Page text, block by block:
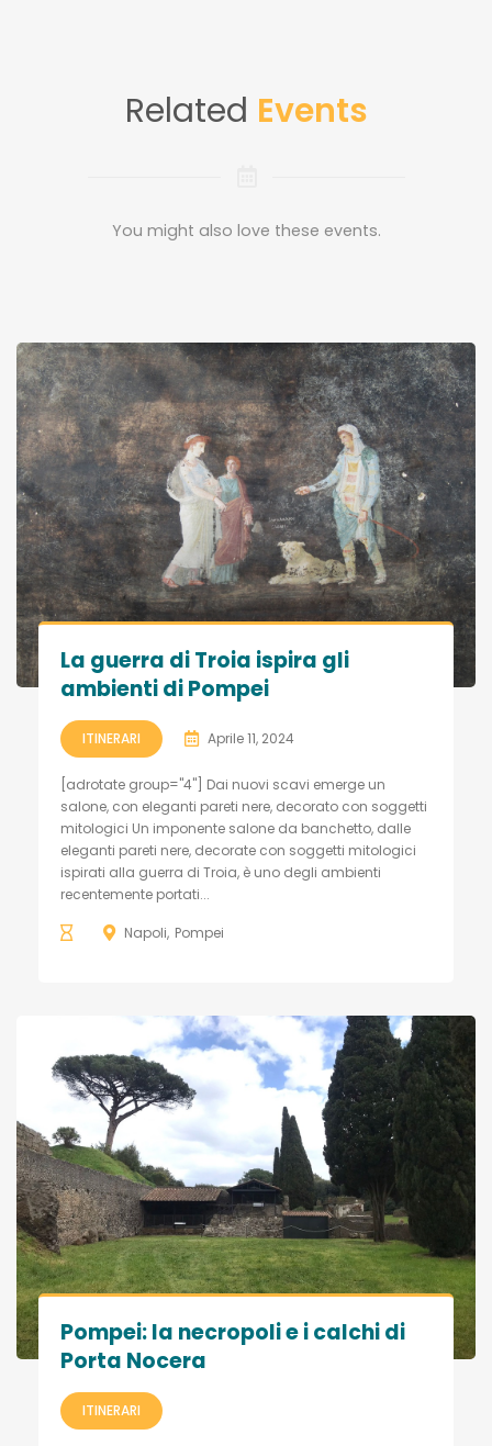
Related Events
You might also love these events.
La guerra di Troia ispira gli
ambienti di Pompei
ITINERARI Aprile 11, 2024
[adrotate group="4"] Dai nuovi scavi emerge un
salone, con eleganti pareti nere, decorato con soggetti
mitologici Un imponente salone da banchetto, dalle
eleganti pareti nere, decorate con soggetti mitologici
ispirati alla guerra di Troia, è uno degli ambienti
recentemente portati...
Napoli Pompei
Pompei: la necropoli e i calchi di
Porta Nocera
ITINERARI